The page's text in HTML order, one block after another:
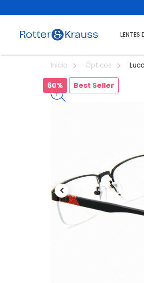
Inicio Ópticos
60% Best Seller
Previous